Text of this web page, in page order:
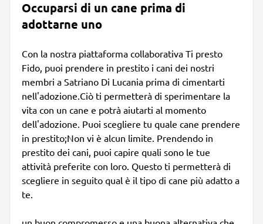
Occuparsi di un cane prima di
adottarne uno
Con la nostra piattaforma collaborativa Ti presto
Fido, puoi prendere in prestito i cani dei nostri
membri a Satriano Di Lucania prima di cimentarti
nell'adozione.Ciò ti permetterà di sperimentare la
vita con un cane e potrà aiutarti al momento
dell'adozione. Puoi scegliere tu quale cane prendere
in prestito;Non vi è alcun limite. Prendendo in
prestito dei cani, puoi capire quali sono le tue
attività preferite con loro. Questo ti permetterà di
scegliere in seguito qual è il tipo di cane più adatto a
te.